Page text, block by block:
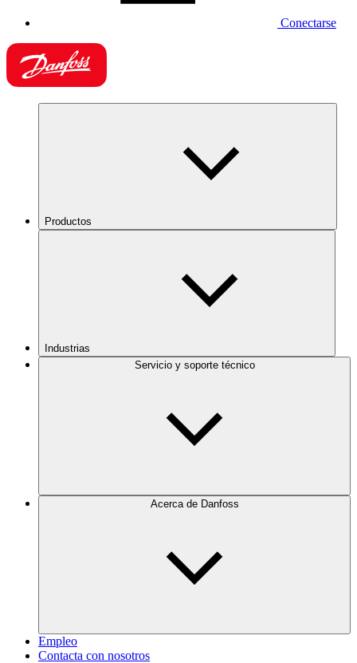
Conectarse
Productos
Industrias
Servicio y soporte técnico
Acerca de Danfoss
Empleo
Contacta con nosotros